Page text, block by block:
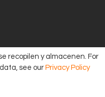
recopilen y almacenen. For
see our Privacy Policy